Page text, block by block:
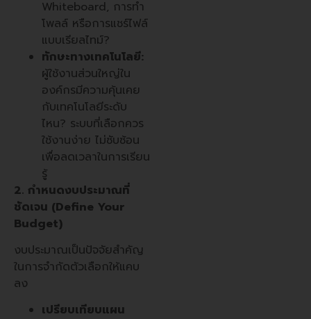
Whiteboard, การทำ
โพลล์ หรือการแชร์ไฟล์
แบบเรียลไทม์?
ทักษะทางเทคโนโลยี:
ผู้ใช้งานส่วนใหญ่ใน
องค์กรมีความคุ้นเคย
กับเทคโนโลยีระดับ
ไหน? ระบบที่เลือกควร
ใช้งานง่าย ไม่ซับซ้อน
เพื่อลดเวลาในการเรียน
รู้
2. กำหนดงบประมาณที่
ชัดเจน (Define Your
Budget)
งบประมาณเป็นปัจจัยสำคัญ
ในการจำกัดตัวเลือกให้แคบ
ลง
เปรียบเทียบแผน